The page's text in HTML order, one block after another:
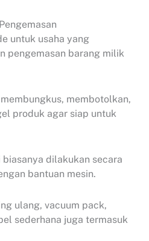
untuk usaha yang
pengemasan barang milik
membotolkan,
produk agar siap untuk
dilakukan secara
bantuan mesin.
ulang, vacuum pack,
sederhana juga termasuk